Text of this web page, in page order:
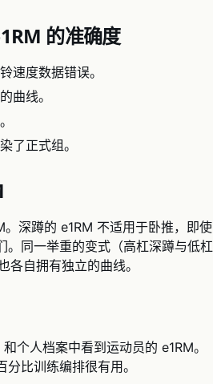
的准确度
速度数据错误。
曲线。
了正式组。
深蹲的 e1RM 不适用于卧推，即使
。同一举重的变式（高杠深蹲与低杠
各自拥有独立的曲线。
个人档案中看到运动员的 e1RM。
比训练编排很有用。